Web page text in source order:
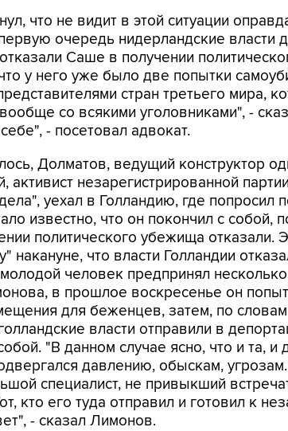
что не видит в этой ситуации
очередь нидерландские власти
Саше в получении
у него уже было две попытки
стран третьего мира,
со всякими уголовниками", -
- посетовал адвокат.
Долматов, ведущий конструктор
активист незарегистрированной
уехал в Голландию, где попросил
известно, что он покончил с собой,
политического убежища отказали.
накануне, что власти Голландии
человек предпринял
в прошлое воскресенье он
для беженцев, затем, по
власти отправили в
"В данном случае ясно, что и та, и
давлению, обыскам,
специалист, не привыкший
кто его туда отправил и готовил к
- сказал Лимонов.